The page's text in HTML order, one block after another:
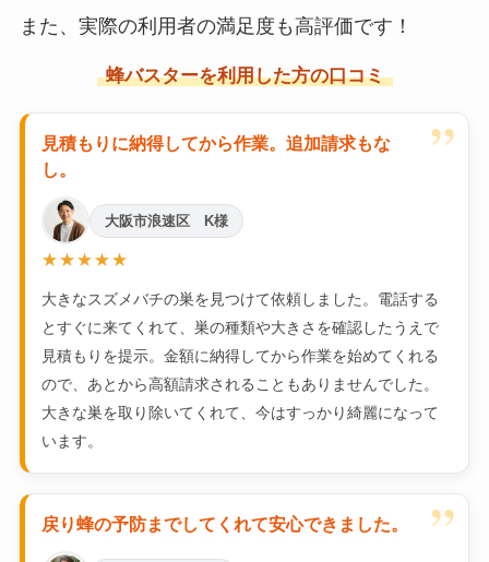
また、実際の利用者の満足度も高評価です！
蜂バスターを利用した方の口コミ
”
見積もりに納得してから作業。追加請求もな
し。
大阪市浪速区 K様
★★★★★
大きなスズメバチの巣を見つけて依頼しました。電話する
とすぐに来てくれて、巣の種類や大きさを確認したうえで
見積もりを提示。金額に納得してから作業を始めてくれる
ので、あとから高額請求されることもありませんでした。
大きな巣を取り除いてくれて、今はすっかり綺麗になって
います。
”
戻り蜂の予防までしてくれて安心できました。